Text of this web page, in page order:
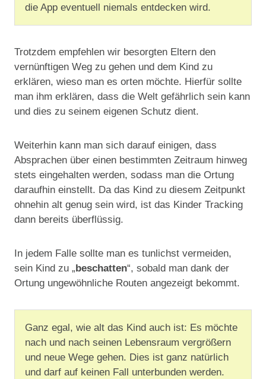
die App eventuell niemals entdecken wird.
Trotzdem empfehlen wir besorgten Eltern den
vernünftigen Weg zu gehen und dem Kind zu
erklären, wieso man es orten möchte. Hierfür sollte
man ihm erklären, dass die Welt gefährlich sein kann
und dies zu seinem eigenen Schutz dient.
Weiterhin kann man sich darauf einigen, dass
Absprachen über einen bestimmten Zeitraum hinweg
stets eingehalten werden, sodass man die Ortung
daraufhin einstellt. Da das Kind zu diesem Zeitpunkt
ohnehin alt genug sein wird, ist das Kinder Tracking
dann bereits überflüssig.
In jedem Falle sollte man es tunlichst vermeiden,
sein Kind zu „beschatten“, sobald man dank der
Ortung ungewöhnliche Routen angezeigt bekommt.
Ganz egal, wie alt das Kind auch ist: Es möchte
nach und nach seinen Lebensraum vergrößern
und neue Wege gehen. Dies ist ganz natürlich
und darf auf keinen Fall unterbunden werden.